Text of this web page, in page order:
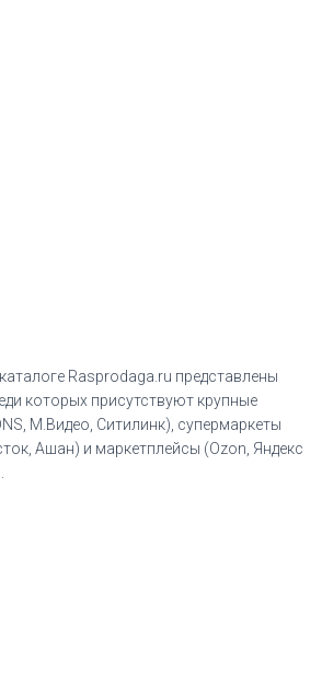
Rasprodaga.ru представлены
которых присутствуют крупные
М.Видео, Ситилинк), супермаркеты
Ашан) и маркетплейсы (Ozon, Яндекс